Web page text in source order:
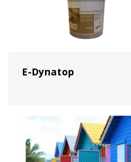
E-Dynatop